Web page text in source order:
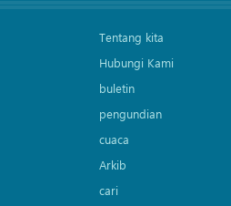
Tentang kita
Hubungi Kami
buletin
pengundian
cuaca
Arkib
cari